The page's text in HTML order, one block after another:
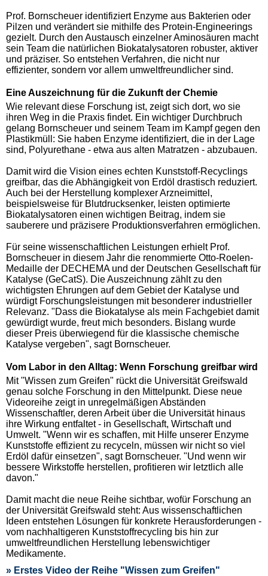
Prof. Bornscheuer identifiziert Enzyme aus Bakterien oder
Pilzen und verändert sie mithilfe des Protein-Engineerings
gezielt. Durch den Austausch einzelner Aminosäuren macht
sein Team die natürlichen Biokatalysatoren robuster, aktiver
und präziser. So entstehen Verfahren, die nicht nur
effizienter, sondern vor allem umweltfreundlicher sind.
Eine Auszeichnung für die Zukunft der Chemie
Wie relevant diese Forschung ist, zeigt sich dort, wo sie
ihren Weg in die Praxis findet. Ein wichtiger Durchbruch
gelang Bornscheuer und seinem Team im Kampf gegen den
Plastikmüll: Sie haben Enzyme identifiziert, die in der Lage
sind, Polyurethane - etwa aus alten Matratzen - abzubauen.
Damit wird die Vision eines echten Kunststoff-Recyclings
greifbar, das die Abhängigkeit von Erdöl drastisch reduziert.
Auch bei der Herstellung komplexer Arzneimittel,
beispielsweise für Blutdrucksenker, leisten optimierte
Biokatalysatoren einen wichtigen Beitrag, indem sie
sauberere und präzisere Produktionsverfahren ermöglichen.
Für seine wissenschaftlichen Leistungen erhielt Prof.
Bornscheuer in diesem Jahr die renommierte Otto-Roelen-
Medaille der DECHEMA und der Deutschen Gesellschaft für
Katalyse (GeCatS). Die Auszeichnung zählt zu den
wichtigsten Ehrungen auf dem Gebiet der Katalyse und
würdigt Forschungsleistungen mit besonderer industrieller
Relevanz. "Dass die Biokatalyse als mein Fachgebiet damit
gewürdigt wurde, freut mich besonders. Bislang wurde
dieser Preis überwiegend für die klassische chemische
Katalyse vergeben", sagt Bornscheuer.
Vom Labor in den Alltag: Wenn Forschung greifbar wird
Mit "Wissen zum Greifen" rückt die Universität Greifswald
genau solche Forschung in den Mittelpunkt. Diese neue
Videoreihe zeigt in unregelmäßigen Abständen
Wissenschaftler, deren Arbeit über die Universität hinaus
ihre Wirkung entfaltet - in Gesellschaft, Wirtschaft und
Umwelt. "Wenn wir es schaffen, mit Hilfe unserer Enzyme
Kunststoffe effizient zu recyceln, müssen wir nicht so viel
Erdöl dafür einsetzen", sagt Bornscheuer. "Und wenn wir
bessere Wirkstoffe herstellen, profitieren wir letztlich alle
davon."
Damit macht die neue Reihe sichtbar, wofür Forschung an
der Universität Greifswald steht: Aus wissenschaftlichen
Ideen entstehen Lösungen für konkrete Herausforderungen -
vom nachhaltigeren Kunststoffrecycling bis hin zur
umweltfreundlichen Herstellung lebenswichtiger
Medikamente.
» Erstes Video der Reihe "Wissen zum Greifen"